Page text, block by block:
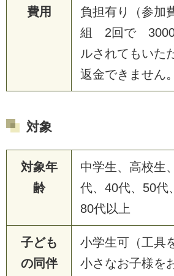
費用
負担有り（参加
組 2回で
ルされてもいた
返金できません
対象
対象年
齢
中学生、高校生
代、40代、50代
80代以上
子ども
の同伴
小学生可（工具
小さなお子様を